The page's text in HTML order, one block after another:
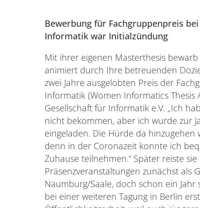
Bewerbung für Fachgruppenpreis
Informatik war Initialzündung
Mit ihrer eigenen Masterthesis bewarb
animiert durch Ihre betreuenden
zwei Jahre ausgelobten Preis der
Informatik (Women Informatics Thesis
Gesellschaft für Informatik e.V. „Ich
nicht bekommen, aber ich wurde zur
eingeladen. Die Hürde da hinzugehen
denn in der Coronazeit konnte ich
Zuhause teilnehmen.“ Später reiste
Präsenzveranstaltungen zunächst als
Naumburg/Saale, doch schon ein
bei einer weiteren Tagung in Berlin